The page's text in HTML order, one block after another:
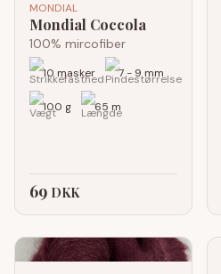
MONDIAL
Mondial Coccola
100% mircofiber
10 masker 7 - 9 mm
100 g 65 m
69 DKK